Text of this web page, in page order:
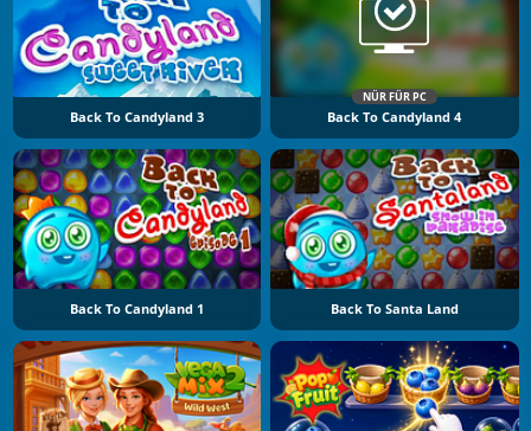
Back To Candyland 3
NÜR FÜR PC
Back To Candyland 4
Back To Candyland 1 Back To Santa Land